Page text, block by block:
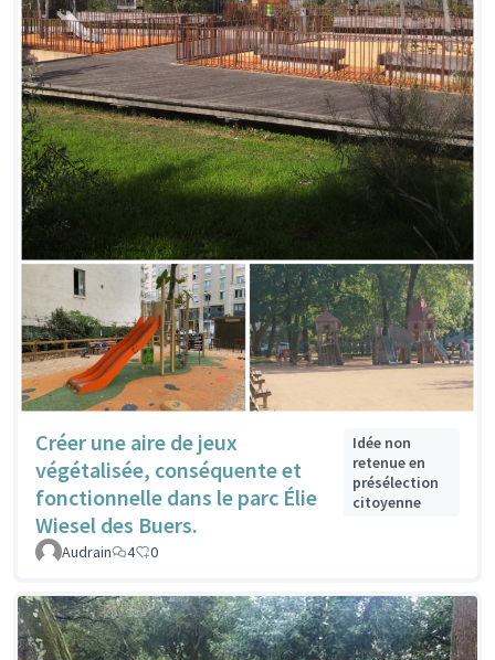
Créer une aire de jeux
végétalisée, conséquente et
fonctionnelle dans le parc Élie
Wiesel des Buers.
Idée non
retenue en
présélection
citoyenne
Audrain 4 0